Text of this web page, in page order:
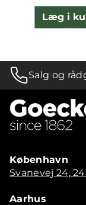
Læg i
Salg og
København
Svanevej 24,
Aarhus